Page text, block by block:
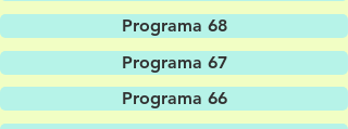
Programa 68
Programa 67
Programa 66